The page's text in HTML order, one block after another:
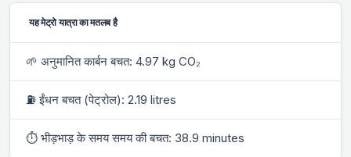
यह मेट्रो यात्रा का मतलब है
🌱 अनुमानित कार्बन बचत: 4.97 kg CO₂
⛽ ईंधन बचत (पेट्रोल): 2.19 litres
⏱ भीड़भाड़ के समय समय की बचत: 38.9 minutes